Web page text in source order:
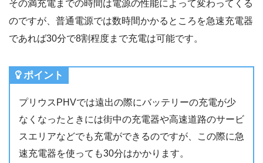
その満充電までの時間は電源の性能によって変わってくる
のですが、普通電源では数時間かかるところを急速充電器
であれば30分で8割程度まで充電は可能です。
ポイント
プリウスPHVでは遠出の際にバッテリーの充電が少
なくなったときには街中の充電器や高速道路のサービ
スエリアなどでも充電ができるのですが、この際に急
速充電器を使っても30分はかかります。